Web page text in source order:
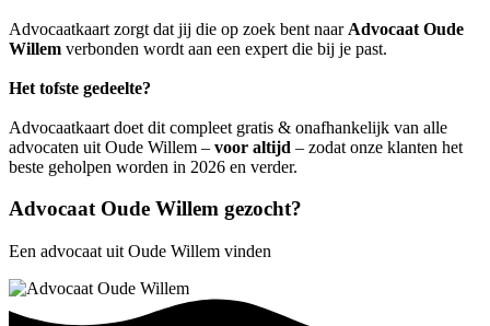
Advocaatkaart zorgt dat jij die op zoek bent naar Advocaat Oude
Willem verbonden wordt aan een expert die bij je past.
Het tofste gedeelte?
Advocaatkaart doet dit compleet gratis & onafhankelijk van alle
advocaten uit Oude Willem – voor altijd – zodat onze klanten het
beste geholpen worden in 2026 en verder.
Advocaat Oude Willem gezocht?
Een advocaat uit Oude Willem vinden